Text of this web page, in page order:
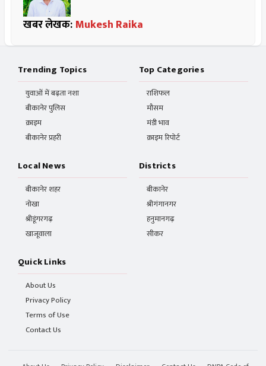
खबर लेखक: Mukesh Raika
Trending Topics
युवाओं में बढ़ता नशा
बीकानेर पुलिस
क्राइम
बीकानेर प्रहरी
Top Categories
राशिफल
मौसम
मंडी भाव
क्राइम रिपोर्ट
Local News
बीकानेर शहर
नोखा
श्रीडूंगरगढ़
खाजूवाला
Districts
बीकानेर
श्रीगंगानगर
हनुमानगढ़
सीकर
Quick Links
About Us
Privacy Policy
Terms of Use
Contact Us